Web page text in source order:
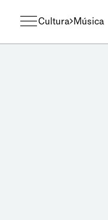
Cultura Música